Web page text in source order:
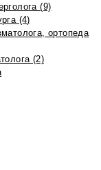
(9)
(4)
ортопеда
(2)